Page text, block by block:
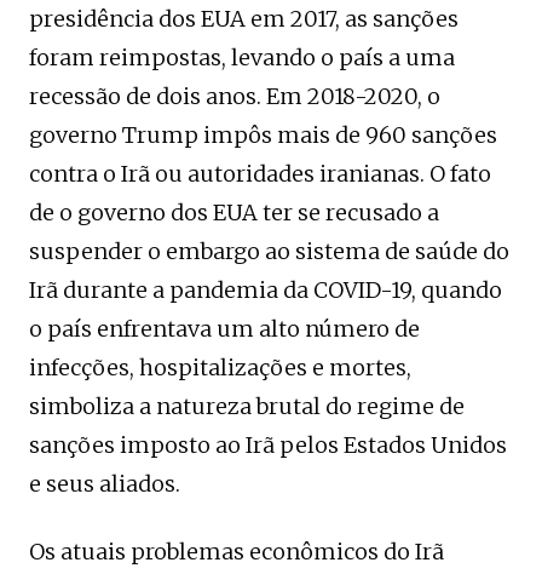
presidência dos EUA em 2017, as sanções
foram reimpostas, levando o país a uma
recessão de dois anos. Em 2018-2020, o
governo Trump impôs mais de 960 sanções
contra o Irã ou autoridades iranianas. O fato
de o governo dos EUA ter se recusado a
suspender o embargo ao sistema de saúde do
Irã durante a pandemia da COVID-19, quando
o país enfrentava um alto número de
infecções, hospitalizações e mortes,
simboliza a natureza brutal do regime de
sanções imposto ao Irã pelos Estados Unidos
e seus aliados.
Os atuais problemas econômicos do Irã